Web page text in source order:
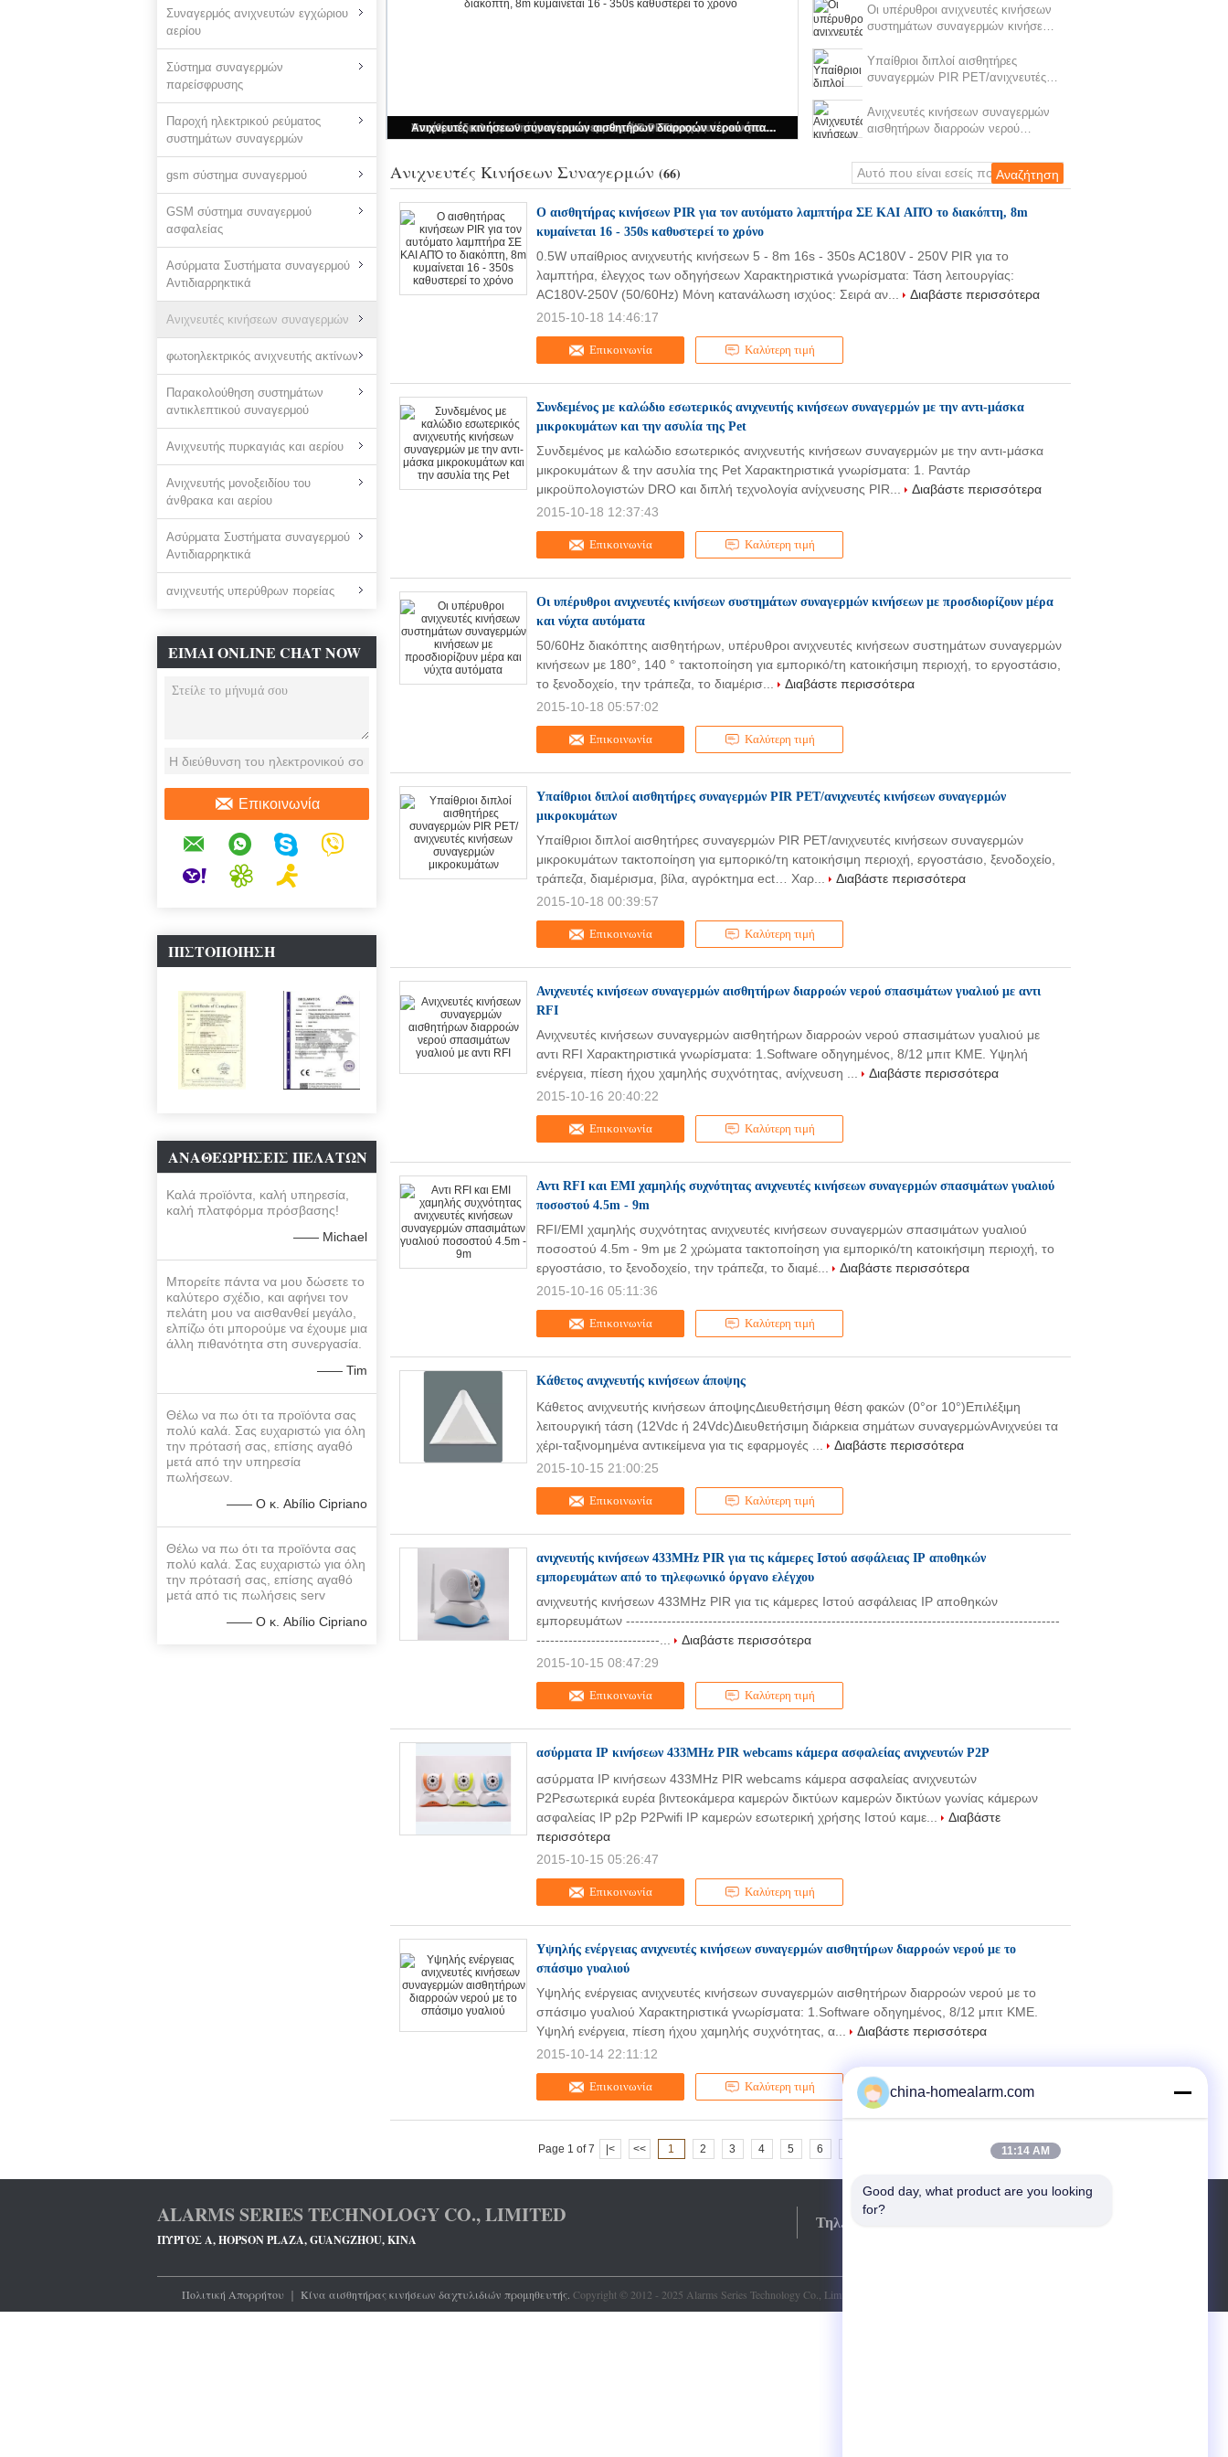
Συναγερμός ανιχνευτών εγχώριου
αερίου
Σύστημα συναγερμών
παρείσφρυσης
Παροχή ηλεκτρικού ρεύματος
συστημάτων συναγερμών
gsm σύστημα συναγερμού
GSM σύστημα συναγερμού
ασφαλείας
Ασύρματα Συστήματα συναγερμού
Αντιδιαρρηκτικά
Ανιχνευτές κινήσεων συναγερμών
φωτοηλεκτρικός ανιχνευτής ακτίνων
Παρακολούθηση συστημάτων
αντικλεπτικού συναγερμού
Ανιχνευτής πυρκαγιάς και αερίου
Ανιχνευτής μονοξειδίου του
άνθρακα και αερίου
Ασύρματα Συστήματα συναγερμού
Αντιδιαρρηκτικά
ανιχνευτής υπερύθρων πορείας
ΕΊΜΑΙ ONLINE CHAT NOW
Επικοινωνία
ΠΙΣΤΟΠΟΊΗΣΗ
ΑΝΑΘΕΩΡΉΣΕΙΣ ΠΕΛΑΤΏΝ
Καλά προϊόντα, καλή υπηρεσία,
καλή πλατφόρμα πρόσβασης!
—— Michael
Μπορείτε πάντα να μου δώσετε το
καλύτερο σχέδιο, και αφήνει τον
πελάτη μου να αισθανθεί μεγάλο,
ελπίζω ότι μπορούμε να έχουμε μια
άλλη πιθανότητα στη συνεργασία.
—— Tim
Θέλω να πω ότι τα προϊόντα σας
πολύ καλά. Σας ευχαριστώ για όλη
την πρότασή σας, επίσης αγαθό
μετά από την υπηρεσία
πωλήσεων.
—— Ο κ. Abílio Cipriano
Θέλω να πω ότι τα προϊόντα σας
πολύ καλά. Σας ευχαριστώ για όλη
την πρότασή σας, επίσης αγαθό
μετά από τις πωλήσεις serv
—— Ο κ. Abílio Cipriano
Ο αισθητήρας κινήσεων PIR για τον αυτόματο λαμπτήρα ΣΕ ΚΑΙ ΑΠΌ το διακόπτη, 8m κυμαίνεται 16 - 350s καθυστερεί το χρόνο
και την ασυλία της Pet
Οι υπέρυθροι ανιχνευτές κινήσεων
συστημάτων συναγερμών κινήσεων
αυτόματα
Υπαίθριοι διπλοί αισθητήρες
συναγερμών PIR PET/ανιχνευτές
μικροκυμάτων
Ανιχνευτές κινήσεων συναγερμών
αισθητήρων διαρροών νερού
Ανιχνευτές Κινήσεων Συναγερμών (66)
Ο αισθητήρας κινήσεων PIR για τον αυτόματο λαμπτήρα ΣΕ ΚΑΙ ΑΠΌ το διακόπτη, 8m
κυμαίνεται 16 - 350s καθυστερεί το χρόνο
Επικοινωνία Καλύτερη τιμή
0.5W υπαίθριος ανιχνευτής κινήσεων 5 - 8m 16s - 350s AC180V - 250V PIR για το
λαμπτήρα, έλεγχος των οδηγήσεων Χαρακτηριστικά γνωρίσματα: Τάση λειτουργίας:
AC180V-250V (50/60Hz) Μόνη κατανάλωση ισχύος: Σειρά αν...
Διαβάστε περισσότερα
2015-10-18 14:46:17
Συνδεμένος με καλώδιο εσωτερικός ανιχνευτής κινήσεων συναγερμών με την αντι-μάσκα
μικροκυμάτων και την ασυλία της Pet
Επικοινωνία Καλύτερη τιμή
Συνδεμένος με καλώδιο εσωτερικός ανιχνευτής κινήσεων συναγερμών με την αντι-μάσκα
μικροκυμάτων & την ασυλία της Pet Χαρακτηριστικά γνωρίσματα: 1. Ραντάρ
μικροϋπολογιστών DRO και διπλή τεχνολογία ανίχνευσης PIR...
Διαβάστε περισσότερα
2015-10-18 12:37:43
Οι υπέρυθροι ανιχνευτές κινήσεων συστημάτων συναγερμών κινήσεων με προσδιορίζουν μέρα
και νύχτα αυτόματα
Επικοινωνία Καλύτερη τιμή
50/60Hz διακόπτης αισθητήρων, υπέρυθροι ανιχνευτές κινήσεων συστημάτων συναγερμών
κινήσεων με 180°, 140 ° τακτοποίηση για εμπορικό/τη κατοικήσιμη περιοχή, το εργοστάσιο,
το ξενοδοχείο, την τράπεζα, το διαμέρισ...
Διαβάστε περισσότερα
2015-10-18 05:57:02
Υπαίθριοι διπλοί αισθητήρες συναγερμών PIR PET/ανιχνευτές κινήσεων συναγερμών
μικροκυμάτων
Επικοινωνία Καλύτερη τιμή
Υπαίθριοι διπλοί αισθητήρες συναγερμών PIR PET/ανιχνευτές κινήσεων συναγερμών
μικροκυμάτων τακτοποίηση για εμπορικό/τη κατοικήσιμη περιοχή, εργοστάσιο, ξενοδοχείο,
τράπεζα, διαμέρισμα, βίλα, αγρόκτημα ect… Χαρ...
Διαβάστε περισσότερα
2015-10-18 00:39:57
Ανιχνευτές κινήσεων συναγερμών αισθητήρων διαρροών νερού σπασιμάτων γυαλιού με αντι
RFI
Επικοινωνία Καλύτερη τιμή
Ανιχνευτές κινήσεων συναγερμών αισθητήρων διαρροών νερού σπασιμάτων γυαλιού με
αντι RFI Χαρακτηριστικά γνωρίσματα: 1.Software οδηγημένος, 8/12 μπιτ ΚΜΕ. Υψηλή
ενέργεια, πίεση ήχου χαμηλής συχνότητας, ανίχνευση ...
Διαβάστε περισσότερα
2015-10-16 20:40:22
Αντι RFI και EMI χαμηλής συχνότητας ανιχνευτές κινήσεων συναγερμών σπασιμάτων γυαλιού
ποσοστού 4.5m - 9m
Επικοινωνία Καλύτερη τιμή
RFI/EMI χαμηλής συχνότητας ανιχνευτές κινήσεων συναγερμών σπασιμάτων γυαλιού
ποσοστού 4.5m - 9m με 2 χρώματα τακτοποίηση για εμπορικό/τη κατοικήσιμη περιοχή, το
εργοστάσιο, το ξενοδοχείο, την τράπεζα, το διαμέ...
Διαβάστε περισσότερα
2015-10-16 05:11:36
Κάθετος ανιχνευτής κινήσεων άποψης
Επικοινωνία Καλύτερη τιμή
Κάθετος ανιχνευτής κινήσεων άποψηςΔιευθετήσιμη θέση φακών (0°or 10°)Επιλέξιμη
λειτουργική τάση (12Vdc ή 24Vdc)Διευθετήσιμη διάρκεια σημάτων συναγερμώνΑνιχνεύει τα
χέρι-ταξινομημένα αντικείμενα για τις εφαρμογές ...
Διαβάστε περισσότερα
2015-10-15 21:00:25
ανιχνευτής κινήσεων 433MHz PIR για τις κάμερες Ιστού ασφάλειας IP αποθηκών
εμπορευμάτων από το τηλεφωνικό όργανο ελέγχου
Επικοινωνία Καλύτερη τιμή
ανιχνευτής κινήσεων 433MHz PIR για τις κάμερες Ιστού ασφάλειας IP αποθηκών
εμπορευμάτων -----------------------------------------------------------------------------------------------
---------------------------...
Διαβάστε περισσότερα
2015-10-15 08:47:29
ασύρματα IP κινήσεων 433MHz PIR webcams κάμερα ασφαλείας ανιχνευτών P2P
Επικοινωνία Καλύτερη τιμή
ασύρματα IP κινήσεων 433MHz PIR webcams κάμερα ασφαλείας ανιχνευτών
P2Pεσωτερικά ευρέα βιντεοκάμερα καμερών δικτύων καμερών δικτύων γωνίας κάμερων
ασφαλείας IP p2p P2Pwifi IP καμερών εσωτερική χρήσης Ιστού καμε...
Διαβάστε
περισσότερα
2015-10-15 05:26:47
Υψηλής ενέργειας ανιχνευτές κινήσεων συναγερμών αισθητήρων διαρροών νερού με το
σπάσιμο γυαλιού
Επικοινωνία Καλύτερη τιμή
Υψηλής ενέργειας ανιχνευτές κινήσεων συναγερμών αισθητήρων διαρροών νερού με το
σπάσιμο γυαλιού Χαρακτηριστικά γνωρίσματα: 1.Software οδηγημένος, 8/12 μπιτ ΚΜΕ.
Υψηλή ενέργεια, πίεση ήχου χαμηλής συχνότητας, α...
Διαβάστε περισσότερα
2015-10-14 22:11:12
Page 1 of 7 |< << 1 2 3 4 5 6
ALARMS SERIES TECHNOLOGY CO., LIMITED
ΠΎΡΓΟΣ Α, HOPSON PLAZA, GUANGZHOU, ΚΊΝΑ
Τηλ.::
Πολιτική Απορρήτου ｜ Κίνα αισθητήρας κινήσεων δαχτυλιδιών προμηθευτής. Copyright © 2012 - 2025 Alarms Series Technology Co., Limited. All Rights Reserved. Developed by
china-homealarm.com
11:14 AM
Good day, what product are you looking
for?